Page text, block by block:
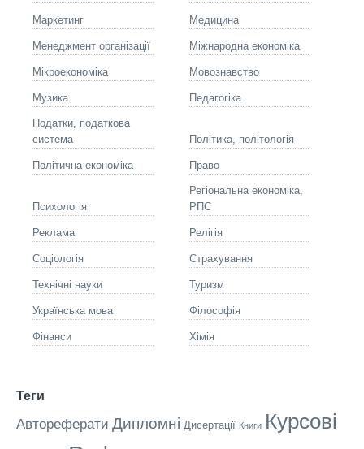
Маркетинг Медицина
Менеджмент організації Міжнародна економіка
Мікроекономіка Мовознавство
Музика Педагогіка
Податки, податкова
система
Політика, політологія
Політична економіка Право
Психологія
Регіональна економіка,
РПС
Реклама Релігія
Соціологія Страхування
Технічні науки Туризм
Українська мова Філософія
Фінанси Хімія
Теги
Автореферати Дипломні Дисертації Книги Курсові